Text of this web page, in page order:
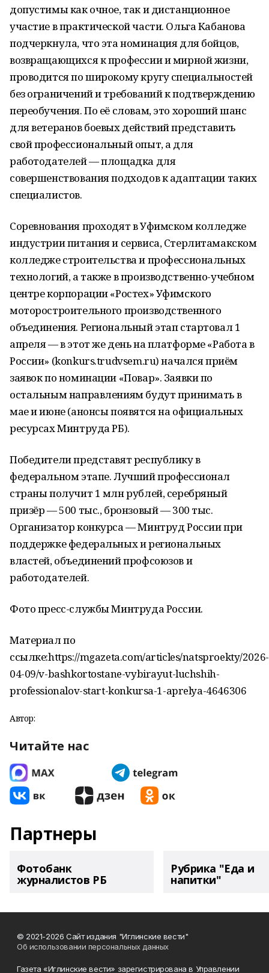
допустимы как очное, так и дистанционное
участие в практической части. Ольга Кабанова
подчеркнула, что эта номинация для бойцов,
возвращающихся к профессии и мирной жизни,
проводится по широкому кругу специальностей
без ограничений и требований к подтверждению
переобучения. По её словам, это хороший шанс
для ветеранов боевых действий представить
свой профессиональный опыт, а для
работодателей — площадка для
совершенствования подходов к адаптации таких
специалистов.
Соревнования проходят в Уфимском колледже
индустрии питания и сервиса, Стерлитамакском
колледже строительства и профессиональных
технологий, а также в производственно-учебном
центре корпорации «Ростех» Уфимского
моторостроительного производственного
объединения. Региональный этап стартовал 1
апреля — в этот же день на платформе «Работа в
России» (konkurs.trudvsem.ru) начался приём
заявок по номинации «Повар». Заявки по
остальным направлениям будут принимать в
мае и июне (анонсы появятся на официальных
ресурсах Минтруда РБ).
Победители представят республику в
федеральном этапе. Лучший профессионал
страны получит 1 млн рублей, серебряный
призёр — 500 тыс., бронзовый — 300 тыс.
Организатор конкурса — Минтруд России при
поддержке федеральных и региональных
властей, объединений профсоюзов и
работодателей.
Фото пресс-службы Минтруда России.
Материал по
ссылке:https://mgazeta.com/articles/natsproekty/2026-
04-09/v-bashkortostane-vybirayut-luchshih-
professionalov-start-konkursa-1-aprelya-4646306
Автор:
Читайте нас
Партнеры
Фотобанк
журналистов РБ
Рубрика "Еда и
напитки"
© 2021-2026 Сайт издания "Иглинские вести"
Об использовании персональных данных
Газета «Иглинские вести» зарегистрирована в Управлении